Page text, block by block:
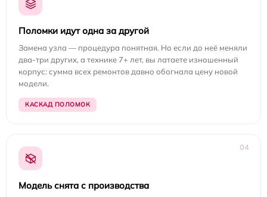
Поломки идут одна за другой
Замена узла — процедура понятная. Но если до неё меняли
два-три других, а технике 7+ лет, вы латаете изношенный
корпус: сумма всех ремонтов давно обогнала цену новой
модели.
КАСКАД ПОЛОМОК
04
Модель снята с производства